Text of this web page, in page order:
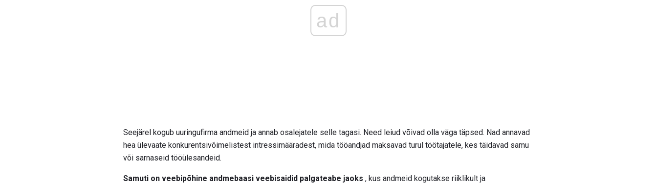
ad
Seejärel kogub uuringufirma andmeid ja annab osalejatele selle tagasi. Need leiud võivad olla väga täpsed. Nad annavad
hea ülevaate konkurentsivõimelistest intressimääradest, mida tööandjad maksavad turul töötajatele, kes täidavad samu
või sarnaseid tööülesandeid.
Samuti on veebipõhine andmebaasi veebisaidid palgateabe jaoks , kus andmeid kogutakse riiklikult ja